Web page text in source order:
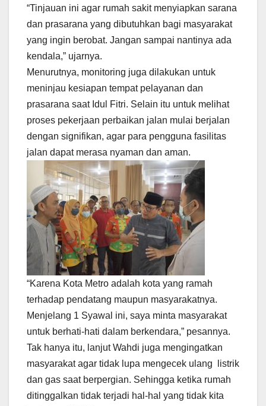
“Tinjauan ini agar rumah sakit menyiapkan sarana
dan prasarana yang dibutuhkan bagi masyarakat
yang ingin berobat. Jangan sampai nantinya ada
kendala,” ujarnya.
Menurutnya, monitoring juga dilakukan untuk
meninjau kesiapan tempat pelayanan dan
prasarana saat Idul Fitri. Selain itu untuk melihat
proses pekerjaan perbaikan jalan mulai berjalan
dengan signifikan, agar para pengguna fasilitas
jalan dapat merasa nyaman dan aman.
“Karena Kota Metro adalah kota yang ramah
terhadap pendatang maupun masyarakatnya.
Menjelang 1 Syawal ini, saya minta masyarakat
untuk berhati-hati dalam berkendara,” pesannya.
Tak hanya itu, lanjut Wahdi juga mengingatkan
masyarakat agar tidak lupa mengecek ulang listrik
dan gas saat berpergian. Sehingga ketika rumah
ditinggalkan tidak terjadi hal-hal yang tidak kita